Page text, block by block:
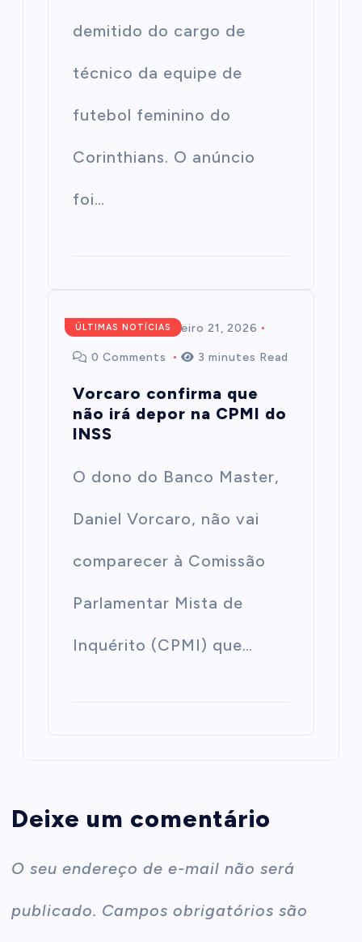
demitido do cargo de
técnico da equipe de
futebol feminino do
Corinthians. O anúncio
foi…
ÚLTIMAS NOTÍCIAS
Redação fevereiro 21, 2026
0 Comments 3 minutes Read
Vorcaro confirma que
não irá depor na CPMI do
INSS
O dono do Banco Master,
Daniel Vorcaro, não vai
comparecer à Comissão
Parlamentar Mista de
Inquérito (CPMI) que…
Deixe um comentário
O seu endereço de e-mail não será
publicado. Campos obrigatórios são